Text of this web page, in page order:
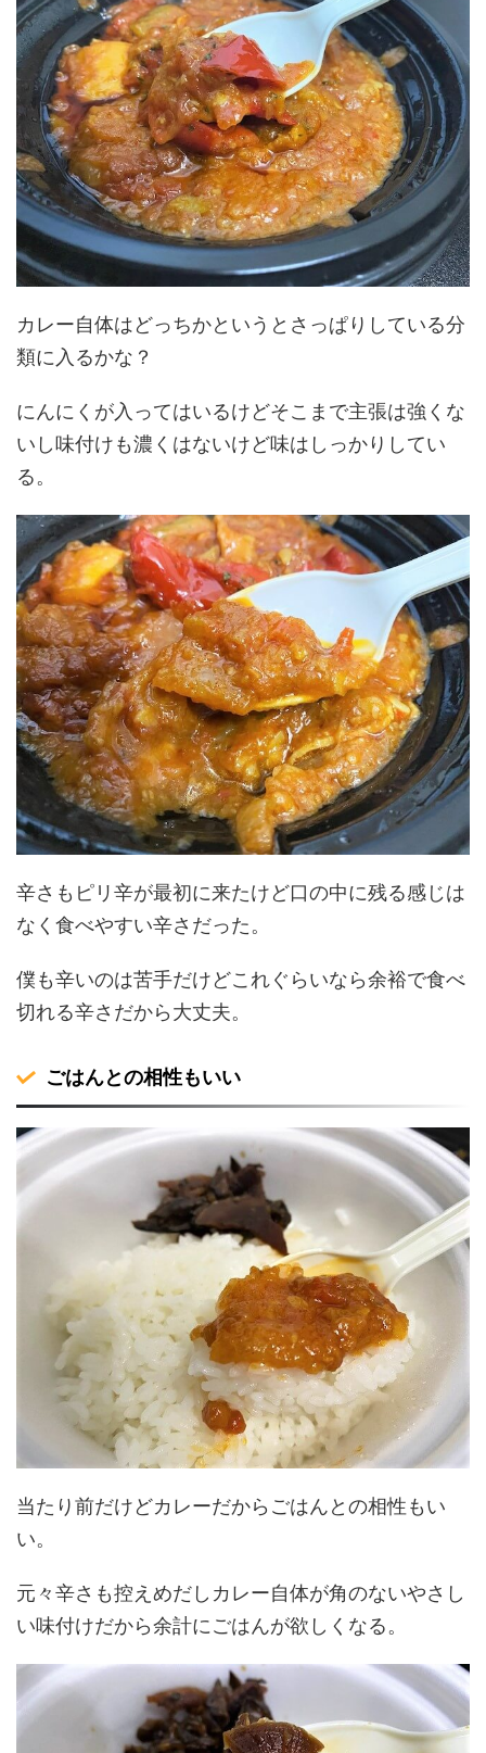
カレー自体はどっちかというとさっぱりしている分
類に入るかな？
にんにくが入ってはいるけどそこまで主張は強くな
いし味付けも濃くはないけど味はしっかりしてい
る。
辛さもピリ辛が最初に来たけど口の中に残る感じは
なく食べやすい辛さだった。
僕も辛いのは苦手だけどこれぐらいなら余裕で食べ
切れる辛さだから大丈夫。
ごはんとの相性もいい
当たり前だけどカレーだからごはんとの相性もい
い。
元々辛さも控えめだしカレー自体が角のないやさし
い味付けだから余計にごはんが欲しくなる。